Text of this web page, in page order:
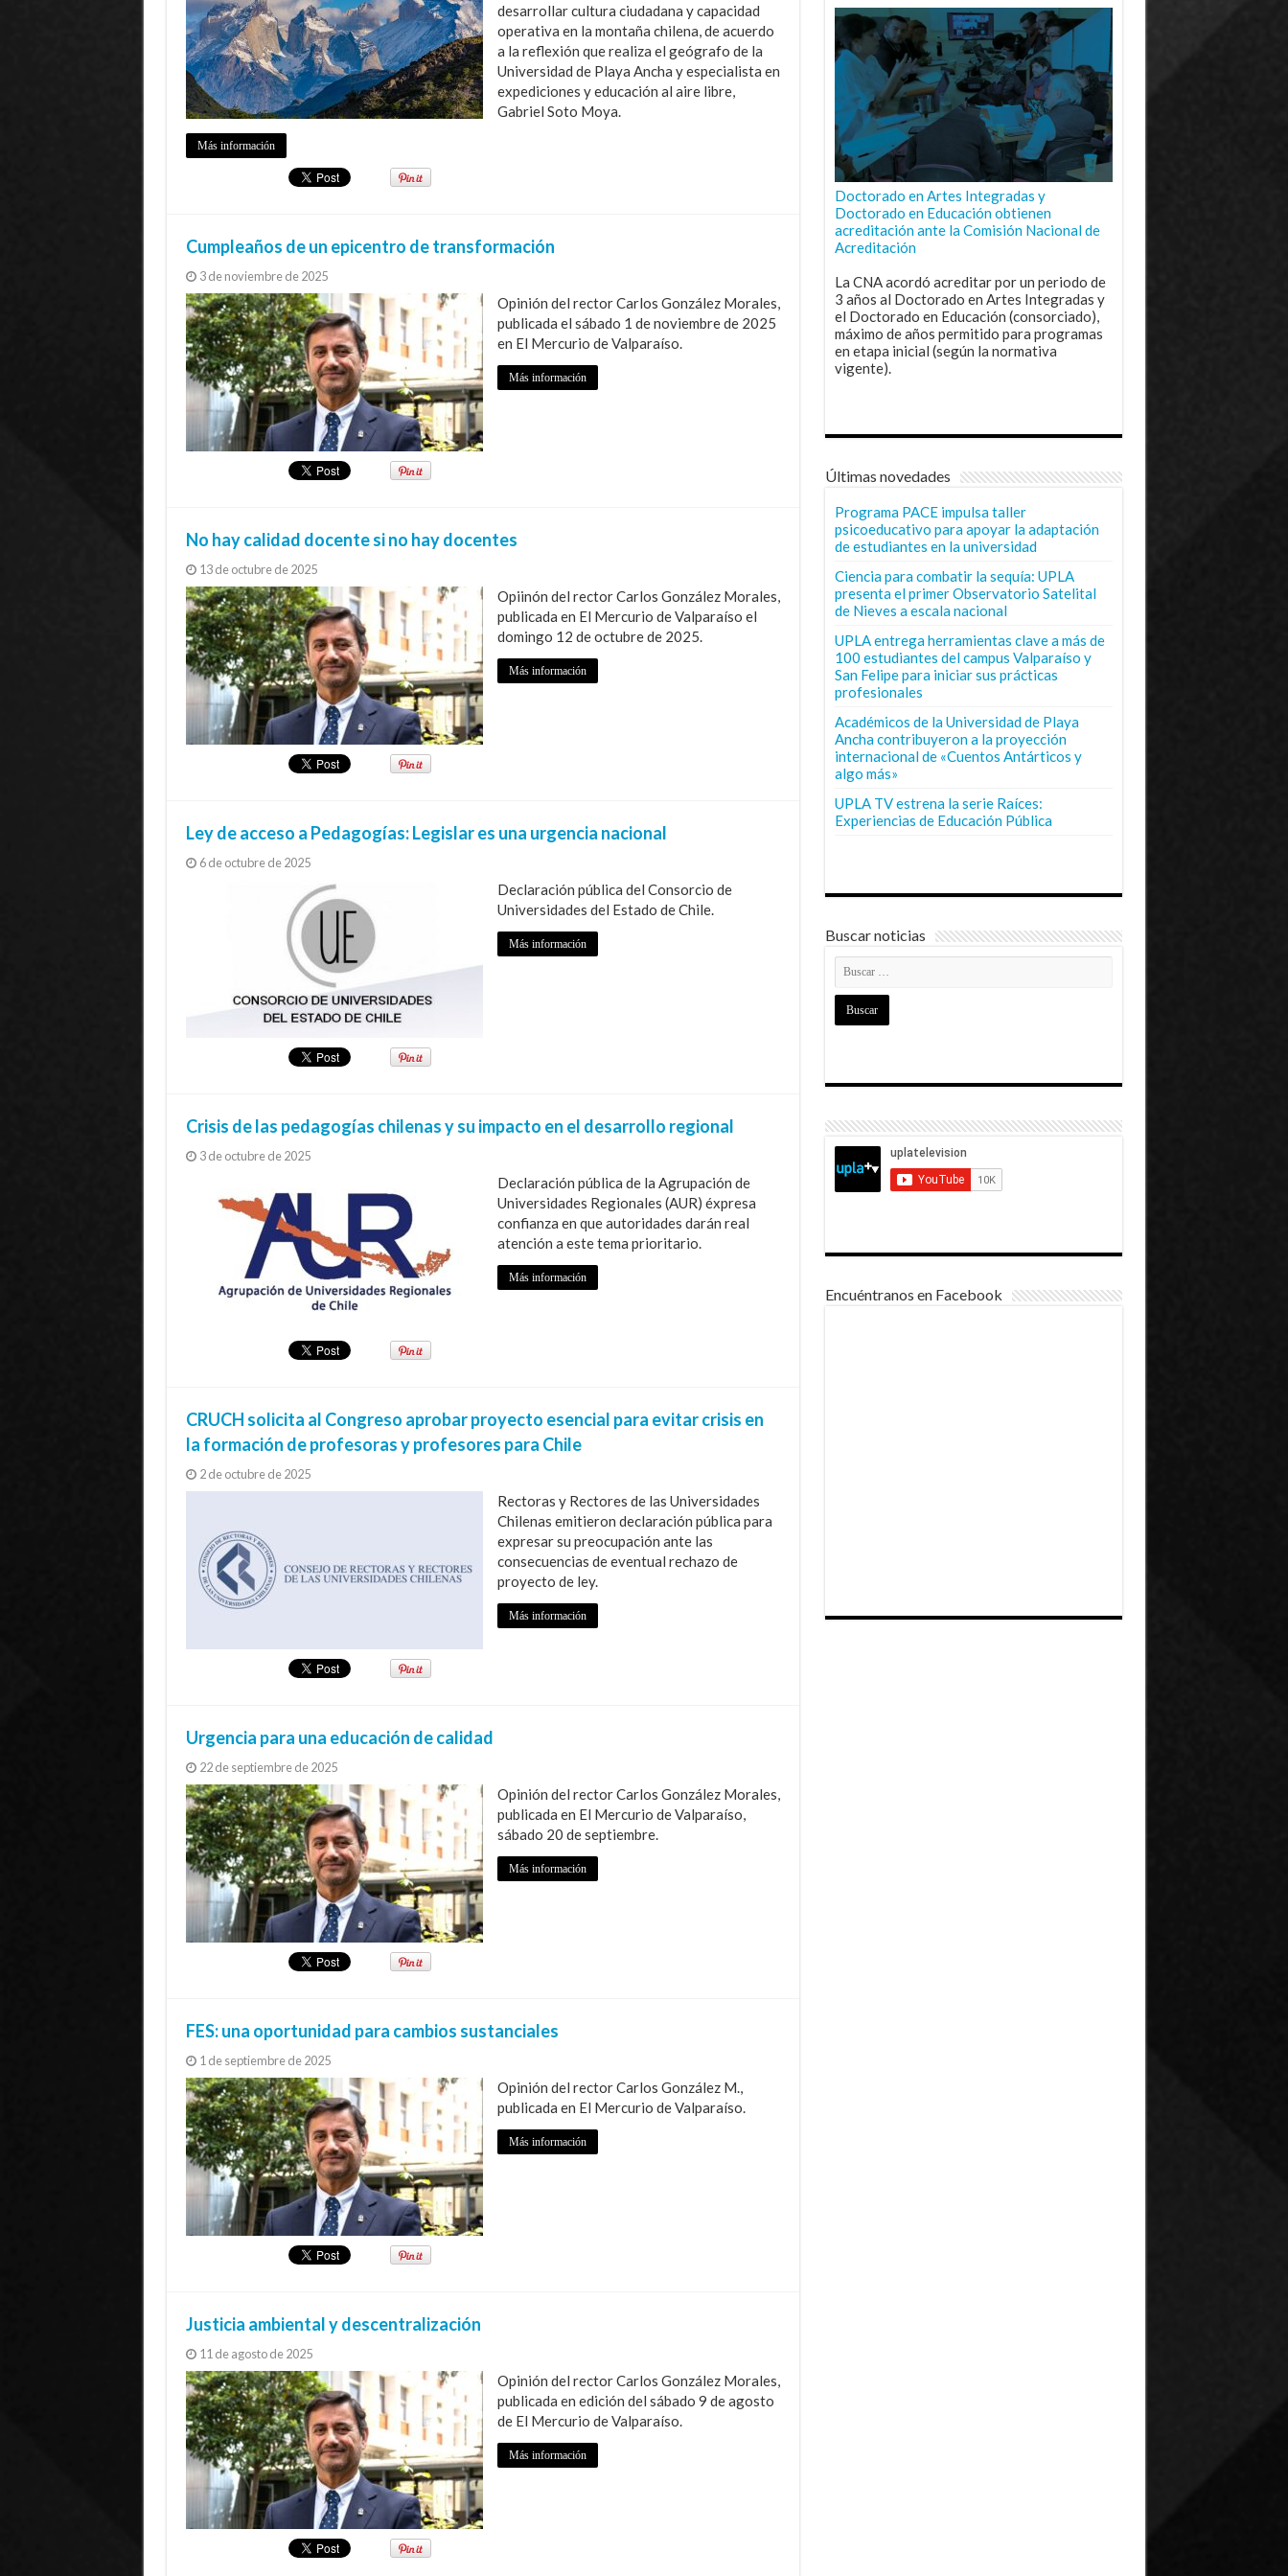
desarrollar cultura ciudadana y capacidad
operativa en la montaña chilena, de acuerdo
a la reflexión que realiza el geógrafo de la
Universidad de Playa Ancha y especialista en
expediciones y educación al aire libre,
Gabriel Soto Moya.
Más información
Cumpleaños de un epicentro de transformación
3 de noviembre de 2025
Opinión del rector Carlos González Morales,
publicada el sábado 1 de noviembre de 2025
en El Mercurio de Valparaíso.
Más información
No hay calidad docente si no hay docentes
13 de octubre de 2025
Opiinón del rector Carlos González Morales,
publicada en El Mercurio de Valparaíso el
domingo 12 de octubre de 2025.
Más información
Ley de acceso a Pedagogías: Legislar es una urgencia nacional
6 de octubre de 2025
Declaración pública del Consorcio de
Universidades del Estado de Chile.
Más información
Crisis de las pedagogías chilenas y su impacto en el desarrollo regional
3 de octubre de 2025
Declaración pública de la Agrupación de
Universidades Regionales (AUR) éxpresa
confianza en que autoridades darán real
atención a este tema prioritario.
Más información
CRUCH solicita al Congreso aprobar proyecto esencial para evitar crisis en
la formación de profesoras y profesores para Chile
2 de octubre de 2025
Rectoras y Rectores de las Universidades
Chilenas emitieron declaración pública para
expresar su preocupación ante las
consecuencias de eventual rechazo de
proyecto de ley.
Más información
Urgencia para una educación de calidad
22 de septiembre de 2025
Opinión del rector Carlos González Morales,
publicada en El Mercurio de Valparaíso,
sábado 20 de septiembre.
Más información
FES: una oportunidad para cambios sustanciales
1 de septiembre de 2025
Opinión del rector Carlos González M.,
publicada en El Mercurio de Valparaíso.
Más información
Justicia ambiental y descentralización
11 de agosto de 2025
Opinión del rector Carlos González Morales,
publicada en edición del sábado 9 de agosto
de El Mercurio de Valparaíso.
Más información
Doctorado en Artes Integradas y
Doctorado en Educación obtienen
acreditación ante la Comisión Nacional de
Acreditación
La CNA acordó acreditar por un periodo de
3 años al Doctorado en Artes Integradas y
el Doctorado en Educación (consorciado),
máximo de años permitido para programas
en etapa inicial (según la normativa
vigente).
Últimas novedades
Programa PACE impulsa taller
psicoeducativo para apoyar la adaptación
de estudiantes en la universidad
Ciencia para combatir la sequía: UPLA
presenta el primer Observatorio Satelital
de Nieves a escala nacional
UPLA entrega herramientas clave a más de
100 estudiantes del campus Valparaíso y
San Felipe para iniciar sus prácticas
profesionales
Académicos de la Universidad de Playa
Ancha contribuyeron a la proyección
internacional de «Cuentos Antárticos y
algo más»
UPLA TV estrena la serie Raíces:
Experiencias de Educación Pública
Buscar noticias
Encuéntranos en Facebook